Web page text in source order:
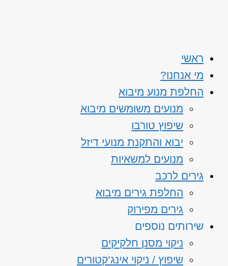
ראשי
מי אנחנו?
החלפת מנוע מיבוא
מנועים משומשים מיבוא
שיפוץ טורבו
יבוא והתקנת מנועי דיזל
מנועים למשאיות
גירים לרכב
החלפת גירים מיבוא
גירים מפירוק
שירותים נוספים
ניקוי מסנן חלקיקים
שיפוץ / ניקוי אינג’קטורים